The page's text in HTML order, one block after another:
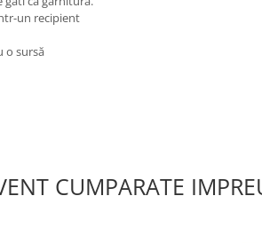
un recipient
o sursă
CUMPARATE